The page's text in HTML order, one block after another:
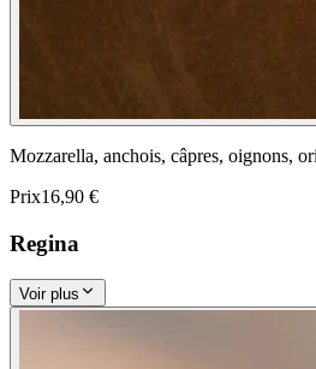
Mozzarella, anchois, câpres, oignons,
Prix16,90 €
Regina
Voir plus